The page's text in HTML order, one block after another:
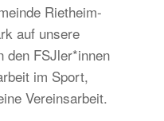
Rietheim-
auf unsere
den FSJler*innen
im Sport,
Vereinsarbeit.